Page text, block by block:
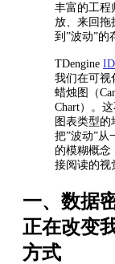
丰富的工程
放、来回拖
到”波动”的
TDengine
我们在可视
蜡烛图（
Chart）。
图表类型的
把”波动”从
的模糊概念
接阅读的视
一、数据
正在改变
方式